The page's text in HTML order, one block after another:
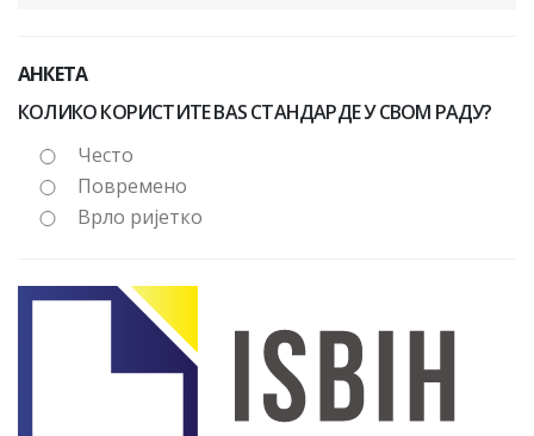
АНКЕТА
КОЛИКО КОРИСТИТЕ BAS СТАНДАРДЕ У СВОМ РАДУ?
Често
Повремено
Врло ријетко